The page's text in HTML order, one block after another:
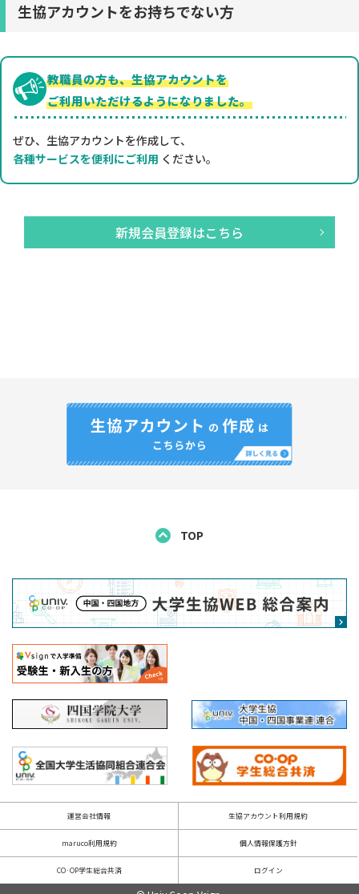
生協アカウントをお持ちでない方
教職員の方も、生協アカウントを
ご利用いただけるようになりました。
ぜひ、生協アカウントを作成して、
各種サービスを便利にご利用 ください。
新規会員登録はこちら
TOP
運営会社情報 生協アカウント利用規約
maruco利用規約 個人情報保護方針
CO·OP学生総合共済 ログイン